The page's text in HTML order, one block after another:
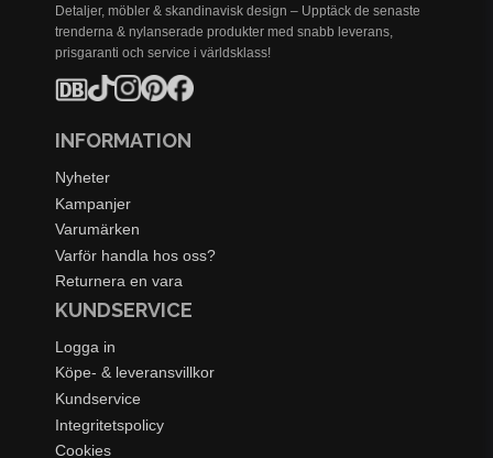
Detaljer, möbler & skandinavisk design – Upptäck de senaste
trenderna & nylanserade produkter med snabb leverans,
prisgaranti och service i världsklass!
INFORMATION
Nyheter
Kampanjer
Varumärken
Varför handla hos oss?
Returnera en vara
KUNDSERVICE
Logga in
Köpe- & leveransvillkor
Kundservice
Integritetspolicy
Cookies